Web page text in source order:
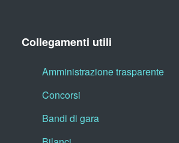
Collegamenti utili
Amministrazione trasparente
Concorsi
Bandi di gara